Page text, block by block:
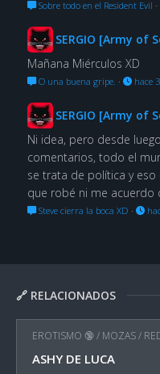
🔗 RELACIONADOS
EROTISMO 🔞/ MOZAS/
ASHY DE LUCA
Sobre todo en el Resident Evil ·
SERGIO [Army of
Mañana Miérculos XD
O una buena gripe. · hace
SERGIO [Army of
Ni idea, pero desde
comentarios, todo el
se trata de política y
que robé ni me acuerdo
Steve cierra la boca XD ·